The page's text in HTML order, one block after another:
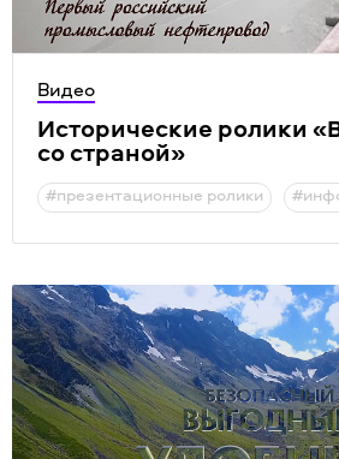
Видео
Исторические ролики «
со страной»
#презентационные ролики